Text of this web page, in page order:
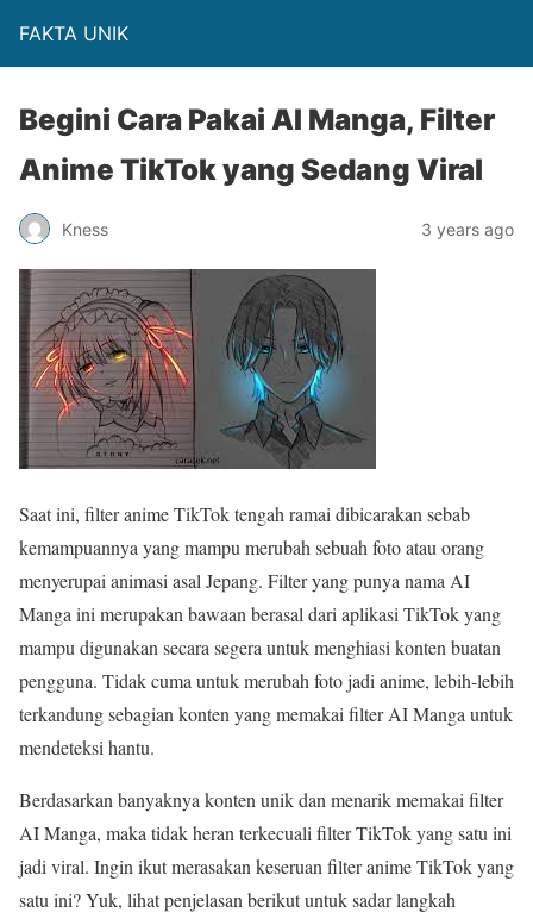
FAKTA UNIK
Begini Cara Pakai AI Manga, Filter
Anime TikTok yang Sedang Viral
Kness 3 years ago
Saat ini, filter anime TikTok tengah ramai dibicarakan sebab
kemampuannya yang mampu merubah sebuah foto atau orang
menyerupai animasi asal Jepang. Filter yang punya nama AI
Manga ini merupakan bawaan berasal dari aplikasi TikTok yang
mampu digunakan secara segera untuk menghiasi konten buatan
pengguna. Tidak cuma untuk merubah foto jadi anime, lebih-lebih
terkandung sebagian konten yang memakai filter AI Manga untuk
mendeteksi hantu.
Berdasarkan banyaknya konten unik dan menarik memakai filter
AI Manga, maka tidak heran terkecuali filter TikTok yang satu ini
jadi viral. Ingin ikut merasakan keseruan filter anime TikTok yang
satu ini? Yuk, lihat penjelasan berikut untuk sadar langkah